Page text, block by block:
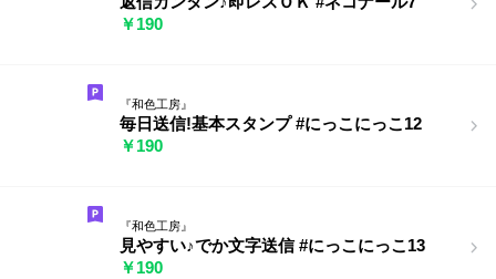
￥190
『和色工房』
毎日送信!基本スタンプ #にっこにっこ12
￥190
『和色工房』
見やすい♪でか文字送信 #にっこにっこ13
￥190